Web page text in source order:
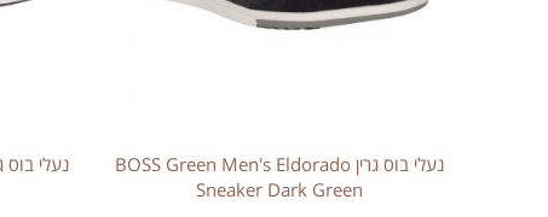
נעלי בוס גרין BOSS Green Men's Eldorado
Sneaker Dark Green